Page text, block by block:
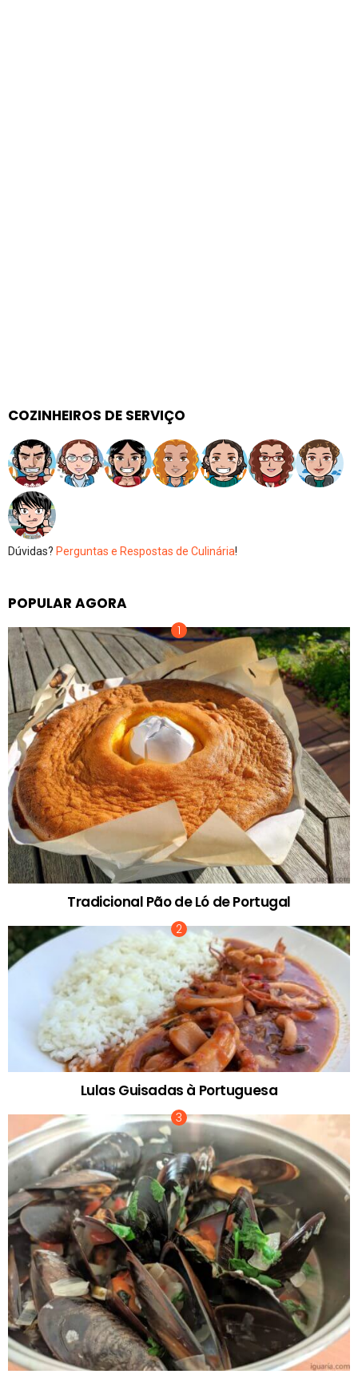
COZINHEIROS DE SERVIÇO
Dúvidas? Perguntas e Respostas de Culinária!
POPULAR AGORA
Tradicional Pão de Ló de Portugal
Lulas Guisadas à Portuguesa